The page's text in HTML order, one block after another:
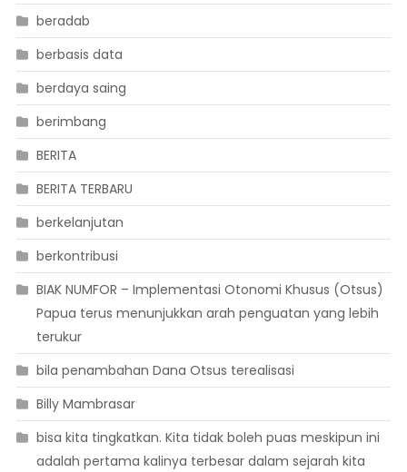
beradab
berbasis data
berdaya saing
berimbang
BERITA
BERITA TERBARU
berkelanjutan
berkontribusi
BIAK NUMFOR – Implementasi Otonomi Khusus (Otsus)
Papua terus menunjukkan arah penguatan yang lebih
terukur
bila penambahan Dana Otsus terealisasi
Billy Mambrasar
bisa kita tingkatkan. Kita tidak boleh puas meskipun ini
adalah pertama kalinya terbesar dalam sejarah kita